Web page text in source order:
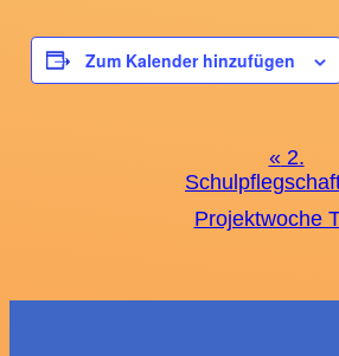
Zum Kalender hinzufügen
Veranstaltung-
Navigation
«2.
Projektwoche